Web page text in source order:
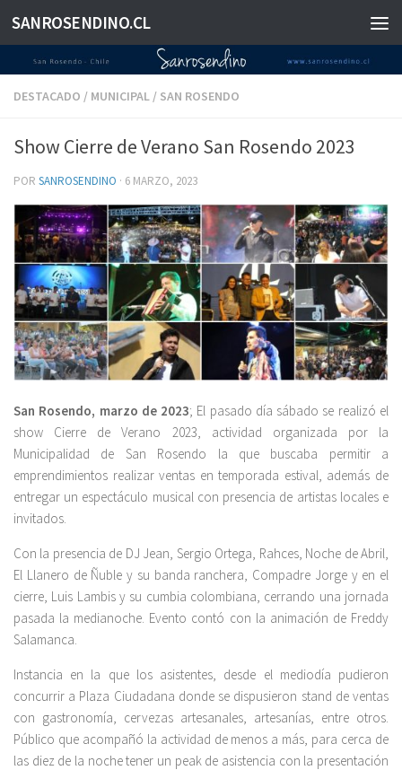
Saltar al contenido
SANROSENDINO.CL
DESTACADO / MUNICIPAL / SAN ROSENDO
Show Cierre de Verano San Rosendo 2023
POR SANROSENDINO · 6 MARZO, 2023
San Rosendo, marzo de 2023; El pasado día sábado se realizó el
show Cierre de Verano 2023, actividad organizada por la
Municipalidad de San Rosendo la que buscaba permitir a
emprendimientos realizar ventas en temporada estival, además de
entregar un espectáculo musical con presencia de artistas locales e
invitados.
Con la presencia de DJ Jean, Sergio Ortega, Rahces, Noche de Abril,
El Llanero de Ñuble y su banda ranchera, Compadre Jorge y en el
cierre, Luis Lambis y su cumbia colombiana, cerrando una jornada
pasada la medianoche. Evento contó con la animación de Freddy
Salamanca.
Instancia en la que los asistentes, desde el mediodía pudieron
concurrir a Plaza Ciudadana donde se dispusieron stand de ventas
con gastronomía, cervezas artesanales, artesanías, entre otros.
Público que acompañó la actividad de menos a más, para cerca de
las diez de la noche tener un peak de asistencia con la presentación